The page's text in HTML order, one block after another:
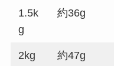
1.5k
g
約36g
2kg 約47g